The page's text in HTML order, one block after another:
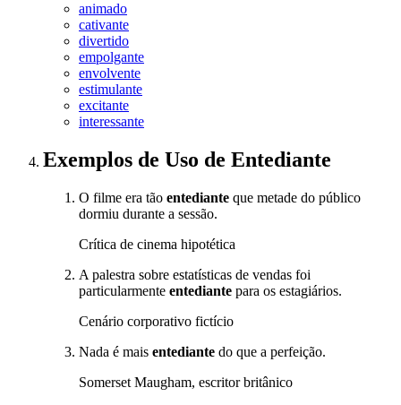
animado
cativante
divertido
empolgante
envolvente
estimulante
excitante
interessante
Exemplos de Uso de Entediante
O filme era tão entediante que metade do público
dormiu durante a sessão.
Crítica de cinema hipotética
A palestra sobre estatísticas de vendas foi
particularmente entediante para os estagiários.
Cenário corporativo fictício
Nada é mais entediante do que a perfeição.
Somerset Maugham, escritor britânico